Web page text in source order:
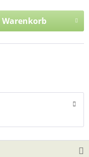
Warenkorb